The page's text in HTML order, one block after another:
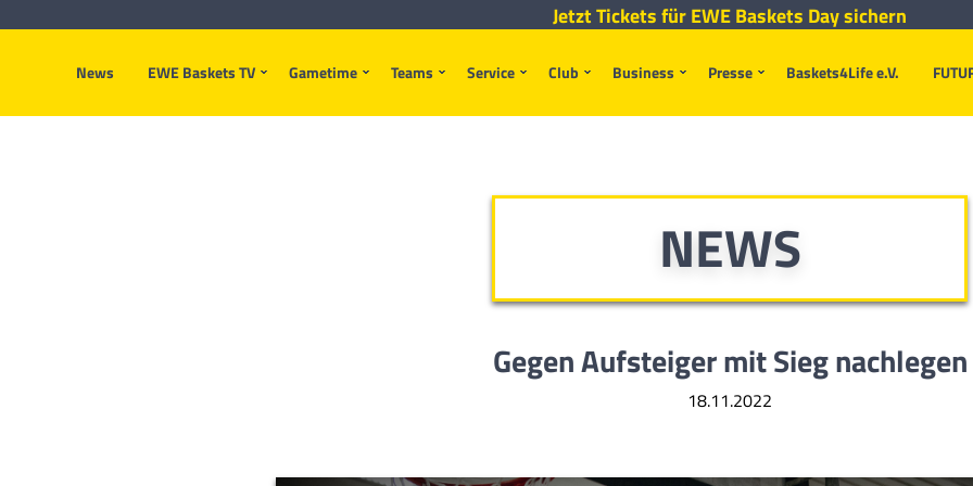
News EWE Baskets TV Gametime Teams Service Club Business Presse Baskets4Life e.V.
Jetzt Tickets für EWE Baskets Day sichern
NEWS
Gegen Aufsteiger mit Sieg nachlegen
18.11.2022